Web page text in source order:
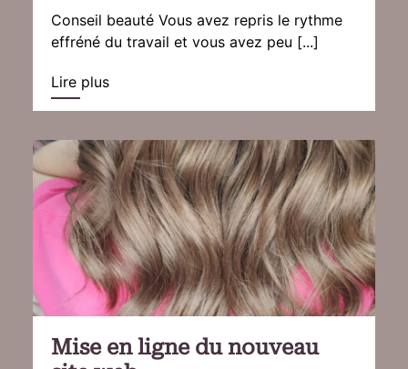
Conseil beauté Vous avez repris le rythme
effréné du travail et vous avez peu [...]
Lire plus
Mise en ligne du nouveau